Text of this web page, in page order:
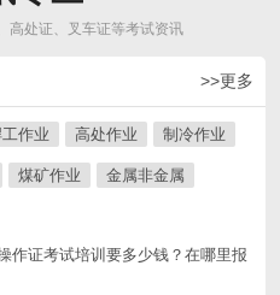
高处证、叉车证等考试资讯
>>更多
作业 高处作业 制冷作业
煤矿作业 金属非金属
作证考试培训要多少钱？在哪里报